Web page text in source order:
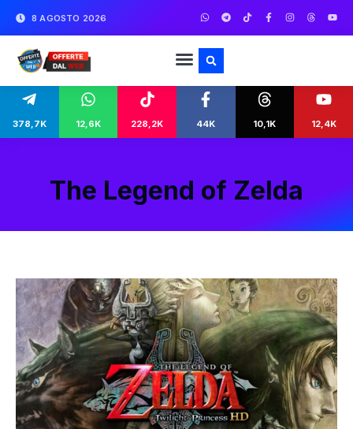
8 AGOSTO 2026
378,7K 12,6K 228,2K 44K 10,1K 12,4K
The Legend of Zelda